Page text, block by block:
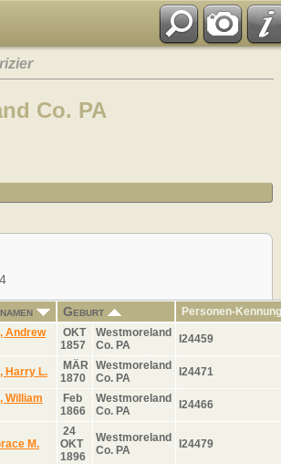
Co. PA
Geburt Personen-Kennung
Andrew
OKT
1857
Westmoreland
Co. PA
I24459
Harry L.
MÄR
1870
Westmoreland
Co. PA
I24471
William
Feb
1866
Westmoreland
Co. PA
I24466
M.
24
OKT
1896
Westmoreland
Co. PA
I24479